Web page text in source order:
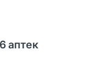
аптек